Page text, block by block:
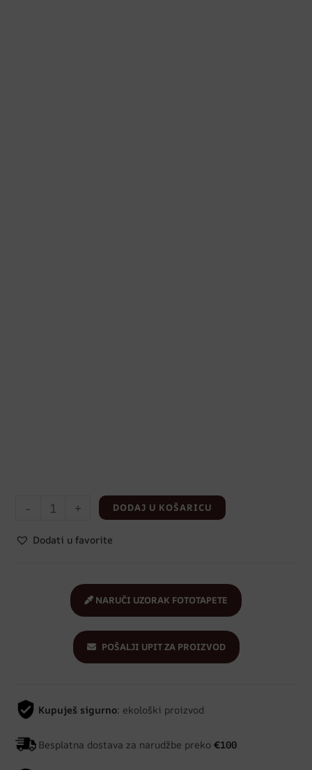
- + DODAJ U KOŠARICU
Dodati u favorite
NARUČI UZORAK FOTOTAPETE
POŠALJI UPIT ZA PROIZVOD
Kupuješ sigurno: ekološki proizvod
Besplatna dostava za narudžbe preko€100